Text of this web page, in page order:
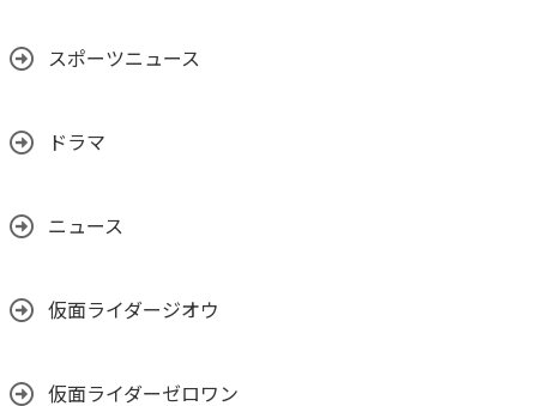
スポーツニュース
ドラマ
ニュース
仮面ライダージオウ
仮面ライダーゼロワン